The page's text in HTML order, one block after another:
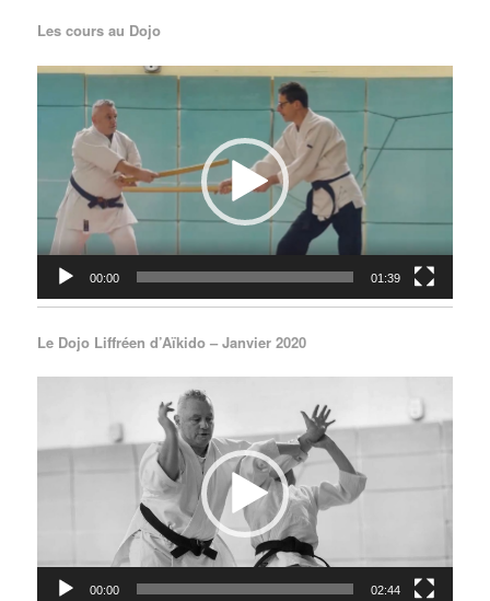
Les cours au Dojo
Lecteur
00:00 01:39
Le Dojo Liffréen d’Aïkido – Janvier 2020
00:00 02:44